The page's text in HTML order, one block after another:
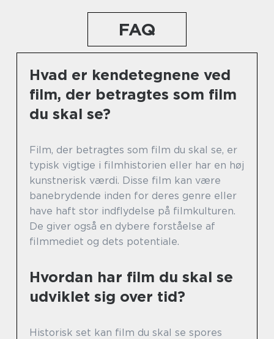
FAQ
Hvad er kendetegnene ved
film, der betragtes som film
du skal se?
Film, der betragtes som film du skal se, er
typisk vigtige i filmhistorien eller har en høj
kunstnerisk værdi. Disse film kan være
banebrydende inden for deres genre eller
have haft stor indflydelse på filmkulturen.
De giver også en dybere forståelse af
filmmediet og dets potentiale.
Hvordan har film du skal se
udviklet sig over tid?
Historisk set kan film du skal se spores